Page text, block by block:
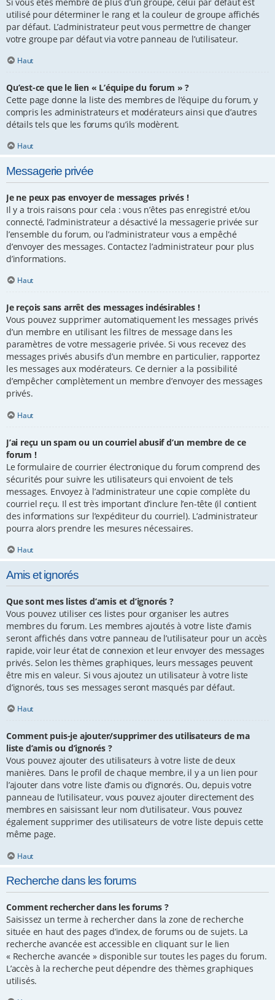
utilisé pour déterminer le rang et la couleur de groupe affichés
par défaut. L’administrateur peut vous permettre de changer
votre groupe par défaut via votre panneau de l’utilisateur.
Haut
Qu’est-ce que le lien « L’équipe du forum » ?
Cette page donne la liste des membres de l’équipe du forum, y
compris les administrateurs et modérateurs ainsi que d’autres
détails tels que les forums qu’ils modèrent.
Haut
Messagerie privée
Je ne peux pas envoyer de messages privés !
Il y a trois raisons pour cela : vous n’êtes pas enregistré et/ou
connecté, l’administrateur a désactivé la messagerie privée sur
l’ensemble du forum, ou l’administrateur vous a empêché
d’envoyer des messages. Contactez l’administrateur pour plus
d’informations.
Haut
Je reçois sans arrêt des messages indésirables !
Vous pouvez supprimer automatiquement les messages privés
d’un membre en utilisant les filtres de message dans les
paramètres de votre messagerie privée. Si vous recevez des
messages privés abusifs d’un membre en particulier, rapportez
les messages aux modérateurs. Ce dernier a la possibilité
d’empêcher complètement un membre d’envoyer des messages
privés.
Haut
J’ai reçu un spam ou un courriel abusif d’un membre de ce
forum !
Le formulaire de courrier électronique du forum comprend des
sécurités pour suivre les utilisateurs qui envoient de tels
messages. Envoyez à l’administrateur une copie complète du
courriel reçu. Il est très important d’inclure l’en-tête (il contient
des informations sur l’expéditeur du courriel). L’administrateur
pourra alors prendre les mesures nécessaires.
Haut
Amis et ignorés
Que sont mes listes d’amis et d’ignorés ?
Vous pouvez utiliser ces listes pour organiser les autres
membres du forum. Les membres ajoutés à votre liste d’amis
seront affichés dans votre panneau de l’utilisateur pour un accès
rapide, voir leur état de connexion et leur envoyer des messages
privés. Selon les thèmes graphiques, leurs messages peuvent
être mis en valeur. Si vous ajoutez un utilisateur à votre liste
d’ignorés, tous ses messages seront masqués par défaut.
Haut
Comment puis-je ajouter/supprimer des utilisateurs de ma
liste d’amis ou d’ignorés ?
Vous pouvez ajouter des utilisateurs à votre liste de deux
manières. Dans le profil de chaque membre, il y a un lien pour
l’ajouter dans votre liste d’amis ou d’ignorés. Ou, depuis votre
panneau de l’utilisateur, vous pouvez ajouter directement des
membres en saisissant leur nom d’utilisateur. Vous pouvez
également supprimer des utilisateurs de votre liste depuis cette
même page.
Haut
Recherche dans les forums
Comment rechercher dans les forums ?
Saisissez un terme à rechercher dans la zone de recherche
située en haut des pages d’index, de forums ou de sujets. La
recherche avancée est accessible en cliquant sur le lien
« Recherche avancée » disponible sur toutes les pages du forum.
L’accès à la recherche peut dépendre des thèmes graphiques
utilisés.